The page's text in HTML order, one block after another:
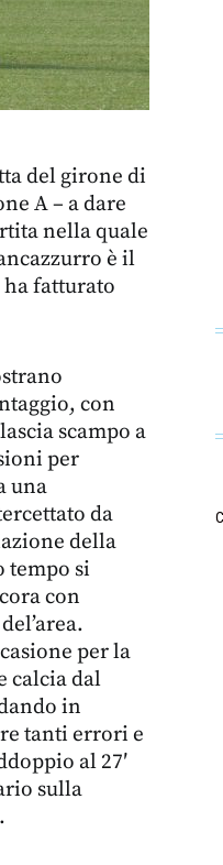
del girone di
A – a dare
nella quale
è il
fatturato
con
scampo a
per
una
da
della
tempo si
con
per la
calcia dal
in
tanti errori e
al 27′
sulla